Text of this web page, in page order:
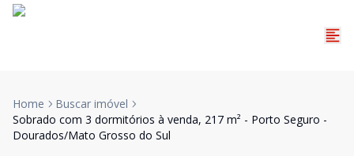
Home
Buscar imóvel
Sobrado com 3 dormitórios à venda, 217 m² - Porto Seguro -
Dourados/Mato Grosso do Sul